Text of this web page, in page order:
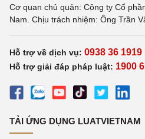
Cơ quan chủ quản: Công ty Cổ
Nam. Chịu trách nhiệm: Ông Trần
Hỗ trợ về dịch vụ: 0938 36 1919
Hỗ trợ giải đáp pháp luật: 1900
TẢI ỨNG DỤNG LUATVIETNAM